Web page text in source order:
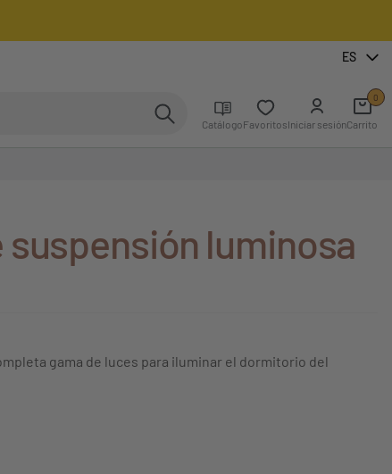
ES
CatálogoFavoritosIniciar sesiónCarrito
0
suspensión luminosa
gama de luces para iluminar el dormitorio del